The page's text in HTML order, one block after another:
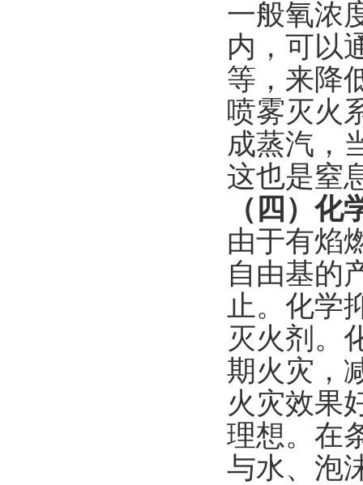
一般氧浓
内，可以
等，来降
喷雾灭火
成蒸汽，
这也是窒
（四）化
由于有焰
自由基的
止。化学
灭火剂。
期火灾，
火灾效果
理想。在
与水、泡